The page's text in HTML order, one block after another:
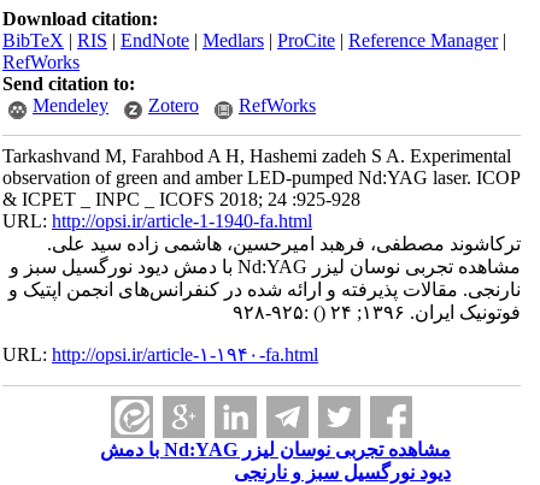
Download citation:
BibTeX|RIS|EndNote|Medlars|ProCite|Reference Manager
RefWorks
Send citation to:
Mendeley
Zotero RefWorks
Tarkashvand M, Farahbod A H, Hashemi zadeh S A. Experimental
observation of green and amber LED-pumped Nd:YAG laser. ICOP
& ICPET _ INPC _ ICOFS 2018; 24 :925-928
URL:http://opsi.ir/article-1-1940-fa.html
ترکاشوند مصطفی، فرهبد امیرحسین، هاشمی زاده سید علی.
مشاهده تجربی نوسان لیزر Nd:YAG با دمش دیود نورگسیل سبز و
نارنجی. مقالات پذیرفته و ارائه شده در کنفرانس‌های انجمن اپتیک و
فوتونیک ایران. ۱۳۹۶; ۲۴
() :۹۲۵-۹۲۸
URL:http://opsi.ir/article-۱-۱۹۴۰-fa.html
مشاهده تجربی نوسان لیزر Nd:YAG با دمش
دیود نورگسیل سبز و نارنجی